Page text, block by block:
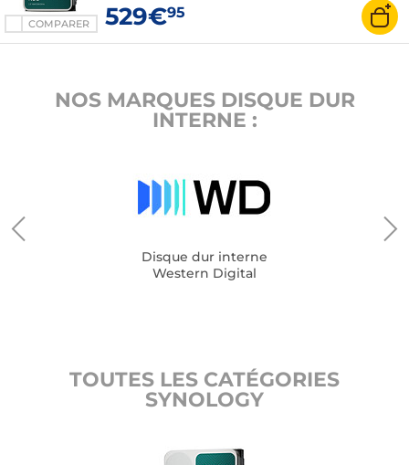
COMPARER 529€95
NOS MARQUES DISQUE DUR
INTERNE :
Disque dur interne
Western Digital
TOUTES LES CATÉGORIES
SYNOLOGY